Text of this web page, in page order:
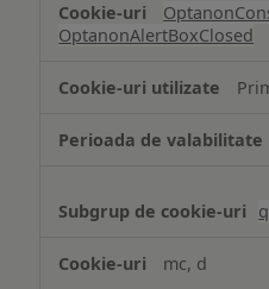
OptanonAlertBoxClosed
mc, d